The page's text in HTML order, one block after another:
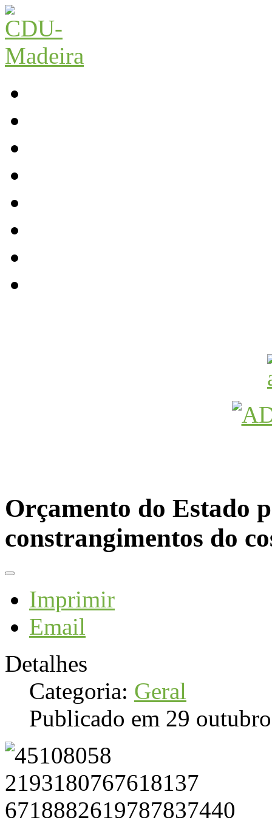
Orçamento do Estado
constrangimentos do
Imprimir
Email
Detalhes
Categoria: Geral
Publicado em 29